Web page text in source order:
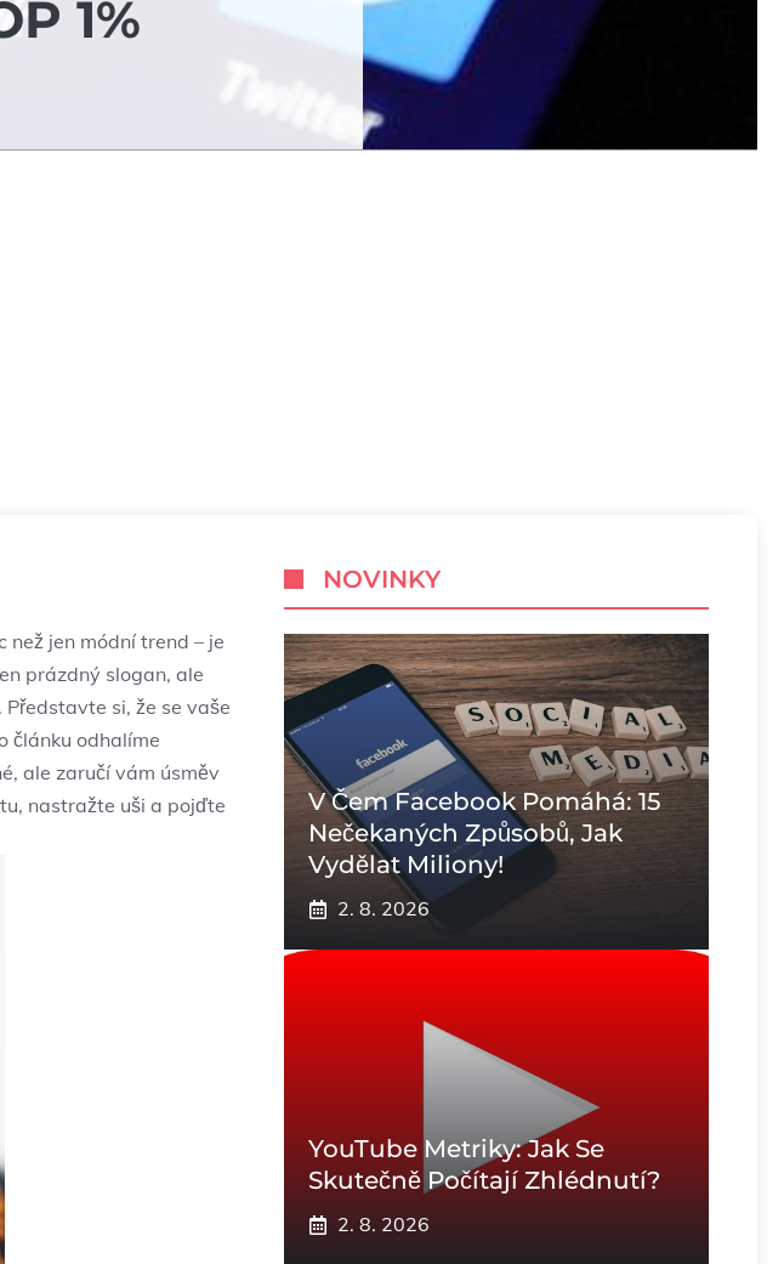
1%
jen módní trend ‌– je
prázdný slogan, ale
si, že se vaše
článku odhalíme
ale zaručí vám úsměv‍
nastražte uši a pojďte
NOVINKY
V Čem Facebook Pomáhá: 15
Nečekaných Způsobů, Jak
Vydělat Miliony!
2. 8. 2026
YouTube Metriky: Jak Se
Skutečně Počítají Zhlédnutí?
2. 8. 2026